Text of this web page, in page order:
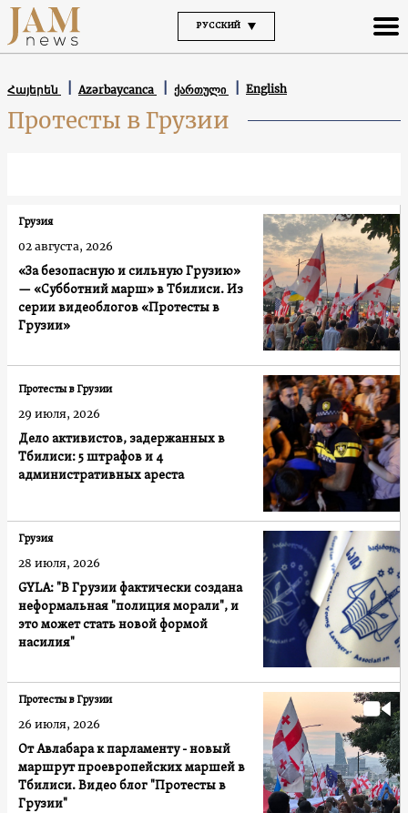
РУССКИЙ
Հայերեն Azərbaycanca ქართული English
Протесты в Грузии
«За безопасную и сильную Грузию»
— «Субботний марш» в Тбилиси. Из
серии видеоблогов «Протесты в
Грузии»
Грузия
02 августа, 2026
Дело активистов, задержанных в
Тбилиси: 5 штрафов и 4
административных ареста
Протесты в Грузии
29 июля, 2026
GYLA: "В Грузии фактически создана
неформальная "полиция морали", и
это может стать новой формой
насилия"
Грузия
28 июля, 2026
От Авлабара к парламенту - новый
маршрут проевропейских маршей в
Тбилиси. Видео блог "Протесты в
Грузии"
Протесты в Грузии
26 июля, 2026